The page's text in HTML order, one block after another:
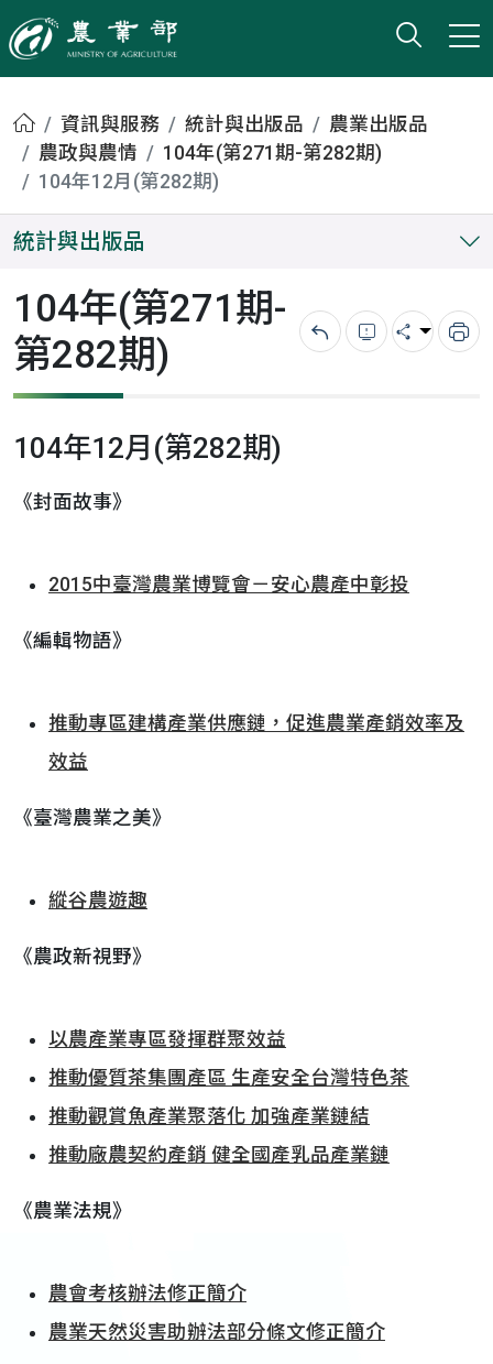
農業部
打開
小版
首頁資訊與服務 統計與出版品
農業出版品
農政與農情
104年(第271期-第282期)
104年12月(第282期)
統計與出版品
104年(第271期-
第282期)
回上一頁錯誤回報
分享 列
104年12月(第282期)
《封面故事》
2015中臺灣農業博覽會－安心農產中彰投
《編輯物語》
推動專區建構產業供應鏈，促進農業產銷效率及
效益
《臺灣農業之美》
縱谷農遊趣
《農政新視野》
以農產業專區發揮群聚效益
推動優質茶集團產區 生產安全台灣特色茶
推動觀賞魚產業聚落化 加強產業鏈結
推動廠農契約產銷 健全國產乳品產業鏈
《農業法規》
農會考核辦法修正簡介
農業天然災害助辦法部分條文修正簡介